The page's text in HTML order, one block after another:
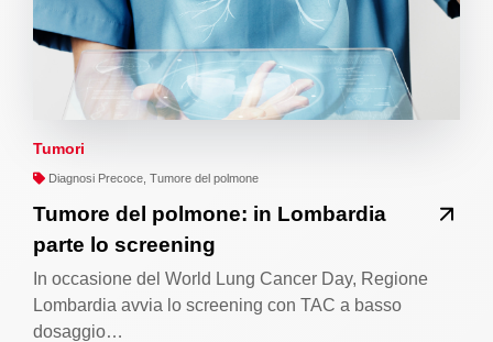
Tumori
Diagnosi Precoce, Tumore del polmone
Tumore del polmone: in Lombardia
parte lo screening
In occasione del World Lung Cancer Day, Regione
Lombardia avvia lo screening con TAC a basso
dosaggio…